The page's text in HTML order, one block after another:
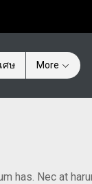
ศษ More
has. Nec at